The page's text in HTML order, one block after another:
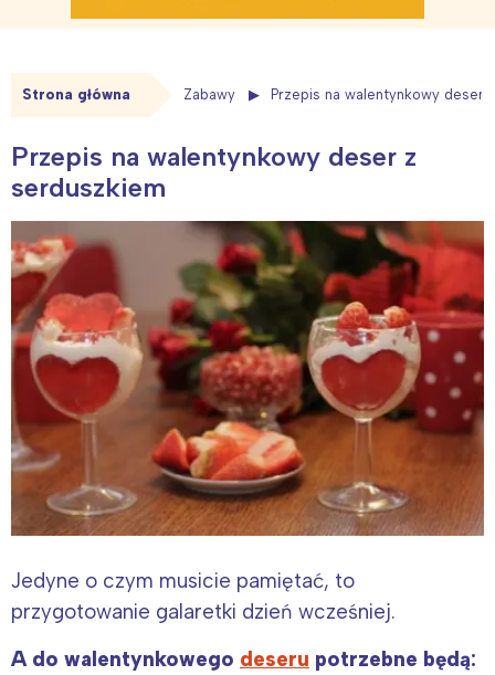
Strona główna Zabawy Przepis na walentynkowy deser
Przepis na walentynkowy deser z
serduszkiem
Jedyne o czym musicie pamiętać, to
przygotowanie galaretki dzień wcześniej.
A do walentynkowego deseru potrzebne będą: